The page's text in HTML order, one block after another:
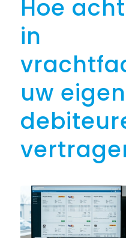
Hoe
in
uw eigen